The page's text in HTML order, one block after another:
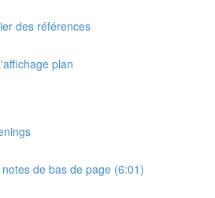
des références
plan
de bas de page (6:01)